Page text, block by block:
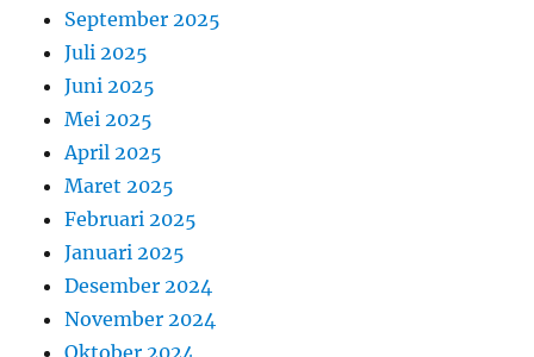
September 2025
Juli 2025
Juni 2025
Mei 2025
April 2025
Maret 2025
Februari 2025
Januari 2025
Desember 2024
November 2024